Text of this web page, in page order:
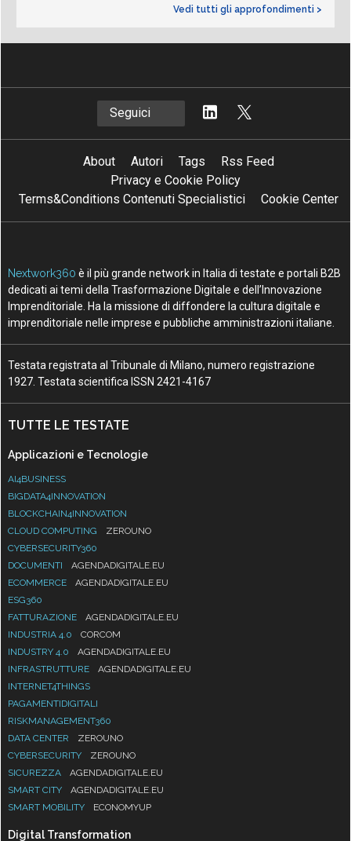
Vedi tutti gli approfondimenti >
Seguici
About Autori Tags
Rss Feed
Privacy e Cookie Policy
Terms&Conditions Contenuti Specialistici
Cookie Center
Nextwork360 è il più grande network in Italia di testate e portali B2B
dedicati ai temi della Trasformazione Digitale e dell’Innovazione
Imprenditoriale. Ha la missione di diffondere la cultura digitale e
imprenditoriale nelle imprese e pubbliche amministrazioni italiane.
Testata registrata al Tribunale di Milano, numero registrazione
1927. Testata scientifica ISSN 2421-4167
TUTTE LE TESTATE
Applicazioni e Tecnologie
AI4BUSINESS
BIGDATA4INNOVATION
BLOCKCHAIN4INNOVATION
CLOUD COMPUTING
ZEROUNO
CYBERSECURITY360
DOCUMENTI
AGENDADIGITALE.EU
ECOMMERCE
AGENDADIGITALE.EU
ESG360
FATTURAZIONE
AGENDADIGITALE.EU
INDUSTRIA 4.0
CORCOM
INDUSTRY 4.0
AGENDADIGITALE.EU
INFRASTRUTTURE
AGENDADIGITALE.EU
INTERNET4THINGS
PAGAMENTIDIGITALI
RISKMANAGEMENT360
DATA CENTER
ZEROUNO
CYBERSECURITY
ZEROUNO
SICUREZZA
AGENDADIGITALE.EU
SMART CITY
AGENDADIGITALE.EU
SMART MOBILITY
ECONOMYUP
Digital Transformation